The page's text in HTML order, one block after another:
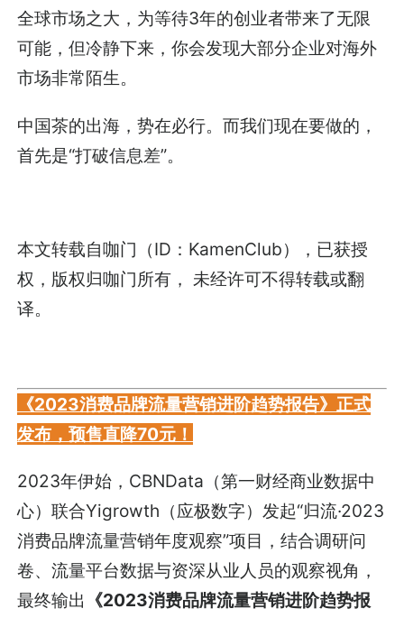
全球市场之大，为等待3年的创业者带来了无限
可能，但冷静下来，你会发现大部分企业对海外
市场非常陌生。
中国茶的出海，势在必行。而我们现在要做的，
首先是“打破信息差”。
本文转载自咖门（ID：KamenClub），已获授
权，版权归咖门所有， 未经许可不得转载或翻
译。
《2023消费品牌流量营销进阶趋势报告》正式
发布，预售直降70元！
2023年伊始，CBNData（第一财经商业数据中
心）联合Yigrowth（应极数字）发起“归流·2023
消费品牌流量营销年度观察”项目，结合调研问
卷、流量平台数据与资深从业人员的观察视角，
最终输出 《2023消费品牌流量营销进阶趋势报